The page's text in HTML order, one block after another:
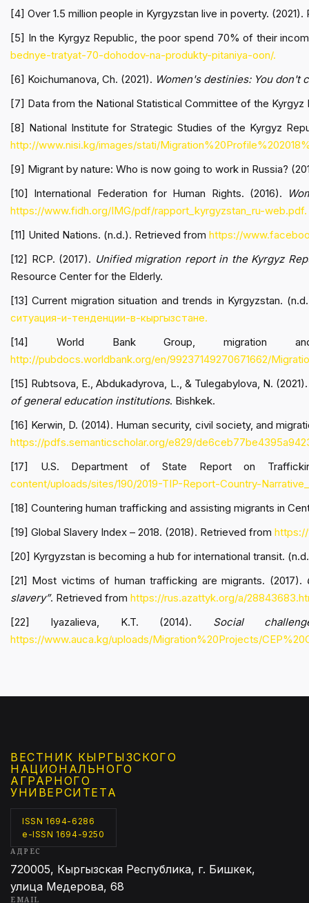
[4] Over 1.5 million people in Kyrgyzstan live in poverty.
[5] In the Kyrgyz Republic, the poor spend 70% of their
bednye-tratyat-70-dohodov-na-produkty-pitaniya-oon/.
[6] Koichumanova, Ch. (2021). Women's destinies: You don't
[7] Data from the National Statistical Committee of the
[8] National Institute for Strategic Studies of the Kyrgyz
http://www.nisi.kg/images/stati/
[9] Migrant by nature: Who is now going to work in Russia?
[10] International Federation for Human Rights. (2016).
https://www.fidh.org/IMG/pdf/rapport_kyrgyzstan_ru-web.pdf.
[11] United Nations. (n.d.). Retrieved from https://
[12] RCP. (2017). Unified migration report in the Kyrgyz
Resource Center for the Elderly.
[13] Current migration situation and trends in Kyrgyzstan.
ситуация-и-тенденции-в-кыргызстане.
[14] World Bank Group, migration
http://pubdocs.worldbank.org/en/99237149270671662/
[15] Rubtsova, E., Abdukadyrova, L., & Tulegabylova, N.
of general education institutions. Bishkek.
[16] Kerwin, D. (2014). Human security, civil society, and
https://pdfs.semanticscholar.org/e829/
[17] U.S. Department of State Report on
content/uploads/sites/190/2019-TIP-Report-Country-
[18] Countering human trafficking and assisting migrants in
[19] Global Slavery Index – 2018. (2018). Retrieved from
[20] Kyrgyzstan is becoming a hub for international transit.
[21] Most victims of human trafficking are migrants. (2017).
slavery”. Retrieved from https://rus.azattyk.org/a/
[22] Iyazalieva, K.T. (2014). Social
https://www.auca.kg/uploads/Migration%20Projects/
ВЕСТНИК КЫРГЫЗCКОГО
НАЦИОНАЛЬНОГО
АГРАРНОГО
УНИВЕРСИТЕТА
ISSN 1694-6286
e-ISSN 1694-9250
АДРЕС
720005, Кыргызская Республика, г. Бишкек,
улица Медерова, 68
EMAIL